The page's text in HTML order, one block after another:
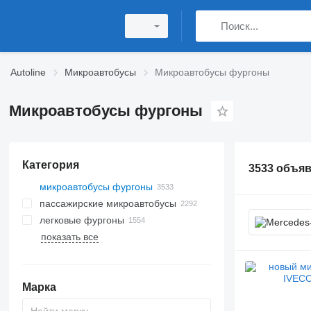
Autoline Микроавтобусы Микроавтобусы фургоны
Микроавтобусы фургоны
Категория
микроавтобусы фургоны
пассажирские микроавтобусы
легковые фургоны
показать все
Марка
3533